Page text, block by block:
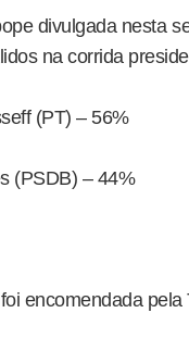
divulgada nesta
na corrida
(PT) – 56%
(PSDB) – 44%
encomendada pela